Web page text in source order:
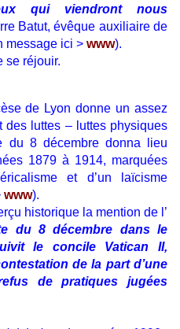
qui viendront nous
Batut, évêque auxiliaire de
message ici > www).
se réjouir.
de Lyon donne un assez
des luttes – luttes physiques
du 8 décembre donna lieu
1879 à 1914, marquées
et d’un laïcisme
www).
historique la mention de l’
du 8 décembre dans le
le concile Vatican II,
de la part d’une
de pratiques jugées